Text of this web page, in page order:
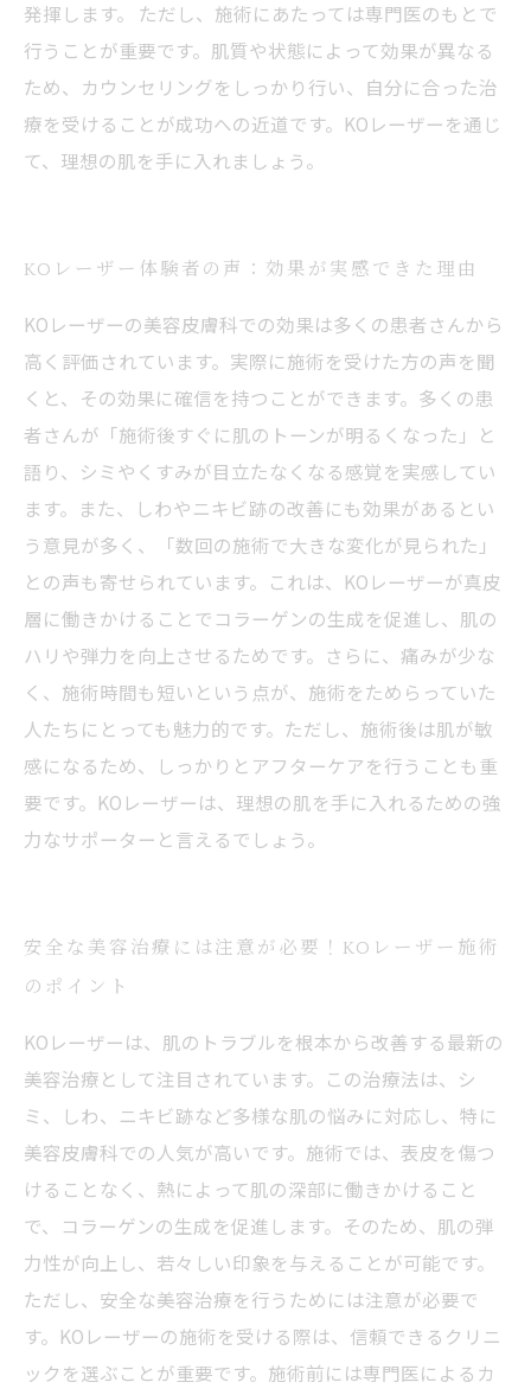
発揮します。 ただし、施術にあたっては専門医のもとで
行うことが重要です。肌質や状態によって効果が異なる
ため、カウンセリングをしっかり行い、自分に合った治
療を受けることが成功への近道です。KOレーザーを通じ
て、理想の肌を手に入れましょう。
KOレーザー体験者の声：効果が実感できた理由
KOレーザーの美容皮膚科での効果は多くの患者さんから
高く評価されています。実際に施術を受けた方の声を聞
くと、その効果に確信を持つことができます。多くの患
者さんが「施術後すぐに肌のトーンが明るくなった」と
語り、シミやくすみが目立たなくなる感覚を実感してい
ます。また、しわやニキビ跡の改善にも効果があるとい
う意見が多く、「数回の施術で大きな変化が見られた」
との声も寄せられています。これは、KOレーザーが真皮
層に働きかけることでコラーゲンの生成を促進し、肌の
ハリや弾力を向上させるためです。さらに、痛みが少な
く、施術時間も短いという点が、施術をためらっていた
人たちにとっても魅力的です。ただし、施術後は肌が敏
感になるため、しっかりとアフターケアを行うことも重
要です。KOレーザーは、理想の肌を手に入れるための強
力なサポーターと言えるでしょう。
安全な美容治療には注意が必要！KOレーザー施術
のポイント
KOレーザーは、肌のトラブルを根本から改善する最新の
美容治療として注目されています。この治療法は、シ
ミ、しわ、ニキビ跡など多様な肌の悩みに対応し、特に
美容皮膚科での人気が高いです。施術では、表皮を傷つ
けることなく、熱によって肌の深部に働きかけること
で、コラーゲンの生成を促進します。そのため、肌の弾
力性が向上し、若々しい印象を与えることが可能です。
ただし、安全な美容治療を行うためには注意が必要で
す。KOレーザーの施術を受ける際は、信頼できるクリニ
ックを選ぶことが重要です。施術前には専門医によるカ